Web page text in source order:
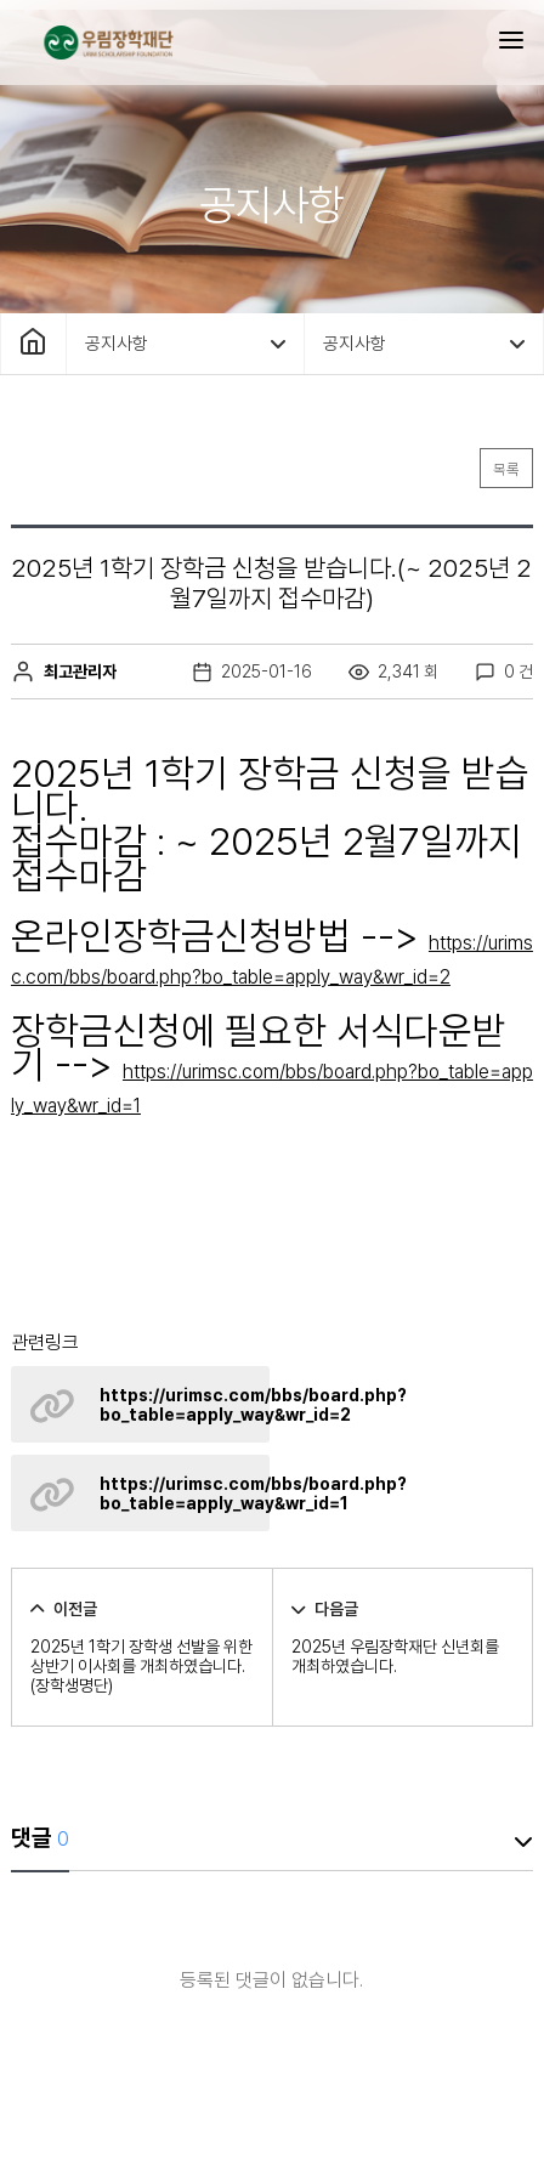
공지사항
공지사항 공지사항
목록
2025년 1학기 장학금 신청을 받습니다.(~ 2025년 2
월7일까지 접수마감)
최고관리자 2025-01-16 2,341 회 0 건
2025년 1학기 장학금 신청을 받습
니다.
접수마감 : ~ 2025년 2월7일까지
접수마감
온라인장학금신청방법 --> https://urims
c.com/bbs/board.php?bo_table=apply_way&wr_id=2
장학금신청에 필요한 서식다운받
기 --> https://urimsc.com/bbs/board.php?bo_table=app
ly_way&wr_id=1
관련링크
https://urimsc.com/bbs/board.php?
bo_table=apply_way&wr_id=2
https://urimsc.com/bbs/board.php?
bo_table=apply_way&wr_id=1
이전글
2025년 1학기 장학생 선발을 위한
상반기 이사회를 개최하였습니다.
(장학생명단)
다음글
2025년 우림장학재단 신년회를
개최하였습니다.
댓글 0
등록된 댓글이 없습니다.